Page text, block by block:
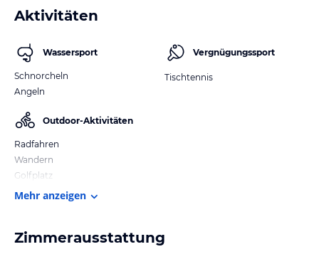
Aktivitäten
Wassersport
Schnorcheln
Angeln
Outdoor-Aktivitäten
Radfahren
Wandern
Golfplatz
Vergnügungssport
Tischtennis
Mehr anzeigen
Zimmerausstattung